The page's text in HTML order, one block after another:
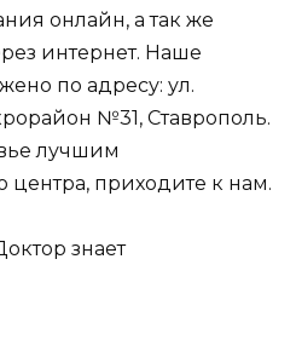
онлайн, а так же
интернет. Наше
по адресу: ул.
№31, Ставрополь.
лучшим
центра, приходите к нам.
знает